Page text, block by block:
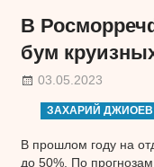
В
бум
03.05.2023
ЗАХАРИЙ ДЖИОЕВ
В прошлом году на
до 50%. По